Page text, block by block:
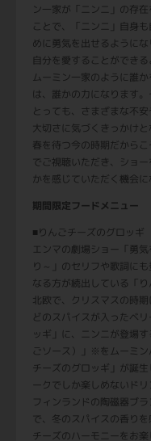
ン一家が「ニンニ」の存
ことで、「ニンニ」自身
めに勇気を出せるように
自分を愛することができる
ムーミン一家のように誰
は、誰かの力になります
とっても、さまざまな不
大切さに気づくきっかけと
春を待つ今の時期だから
でご視聴いただき、ショ
かを感じていただく機会に
期間限定フードメニュー
■りんごチーズのグロッギ
エンマの劇場ショー「勇
り～」のセリフや歌詞に
なる方が続出している「
北欧で、クリスマスの時
どのスパイスが入ったベ
ッギ」に、ニンニが登場
ごソース）」※をムーミ
チーズのグロッギ」が誕
ークでしか楽しめないドリ
フィンランドの陶磁器ブ
で、冬のスパイスの香り
チーズのハーモニーをお楽